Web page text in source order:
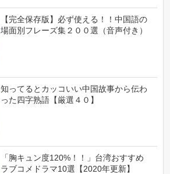
【完全保存版】必ず使える！！中国語の
場面別フレーズ集２００選（音声付き）
知ってるとカッコいい中国故事から伝わ
った四字熟語【厳選４０】
「胸キュン度120%！！」台湾おすすめ
ラブコメドラマ10選【2020年更新】